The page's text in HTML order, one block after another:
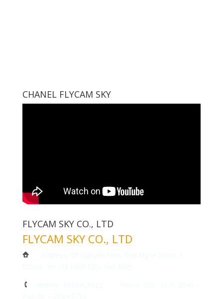
CHANEL FLYCAM SKY
FLYCAM SKY CO., LTD
FLYCAM SKY CO., LTD
Address: 68 Nguyen Hue, Ben Nghe Ward, 1